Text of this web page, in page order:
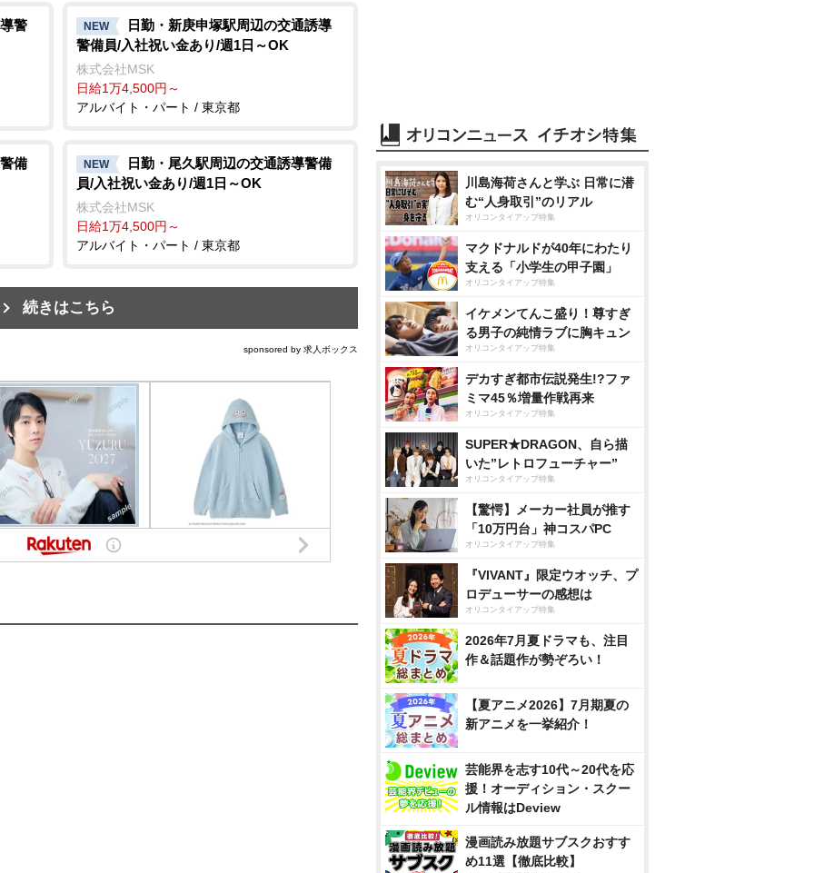
警 NEW
日勤・新庚申塚駅周辺の交通誘導
警備員/入社祝い金あり/週1日～OK
株式会社MSK
日給1万4,500円～
アルバイト・パート / 東京都
備 NEW
日勤・尾久駅周辺の交通誘導警備
員/入社祝い金あり/週1日～OK
株式会社MSK
日給1万4,500円～
アルバイト・パート / 東京都
続きはこちら
sponsored by 求人ボックス
川島海荷さんと学ぶ 日常に潜
む“人身取引”のリアル
オリコンタイアップ特集
マクドナルドが40年にわたり
支える「小学生の甲子園」
オリコンタイアップ特集
イケメンてんこ盛り！尊すぎ
る男子の純情ラブに胸キュン
オリコンタイアップ特集
デカすぎ都市伝説発生!?ファ
ミマ45％増量作戦再来
オリコンタイアップ特集
SUPER★DRAGON、自ら描
いた”レトロフューチャー”
オリコンタイアップ特集
【驚愕】メーカー社員が推す
「10万円台」神コスパPC
オリコンタイアップ特集
『VIVANT』限定ウオッチ、プ
ロデューサーの感想は
オリコンタイアップ特集
2026年7月夏ドラマも、注目
作＆話題作が勢ぞろい！
【夏アニメ2026】7月期夏の
新アニメを一挙紹介！
芸能界を志す10代～20代を応
援！オーディション・スクー
ル情報はDeview
漫画読み放題サブスクおすす
め11選【徹底比較】